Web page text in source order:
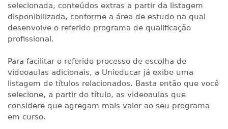
selecionada, conteúdos extras a partir da listagem
disponibilizada, conforme a área de estudo na qual
desenvolve o referido programa de qualificação
profissional.
Para facilitar o referido processo de escolha de
videoaulas adicionais, a Unieducar já exibe uma
listagem de títulos relacionados. Basta então que você
selecione, a partir do título, as videoaulas que
considere que agregam mais valor ao seu programa
em curso.